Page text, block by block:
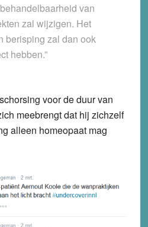
van
zal wijzigen. Het
berisping zal dan ook
hebben.”
voor de duur van
meebrengt dat hij zichzelf
alleen homeopaat mag